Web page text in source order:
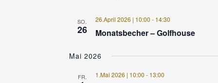
SO.
26 Monatsbecher – Golfhouse
26.April 2026 | 10:00 - 14:30
Mai 2026
FR. 1.Mai 2026 | 10:00 - 13:00